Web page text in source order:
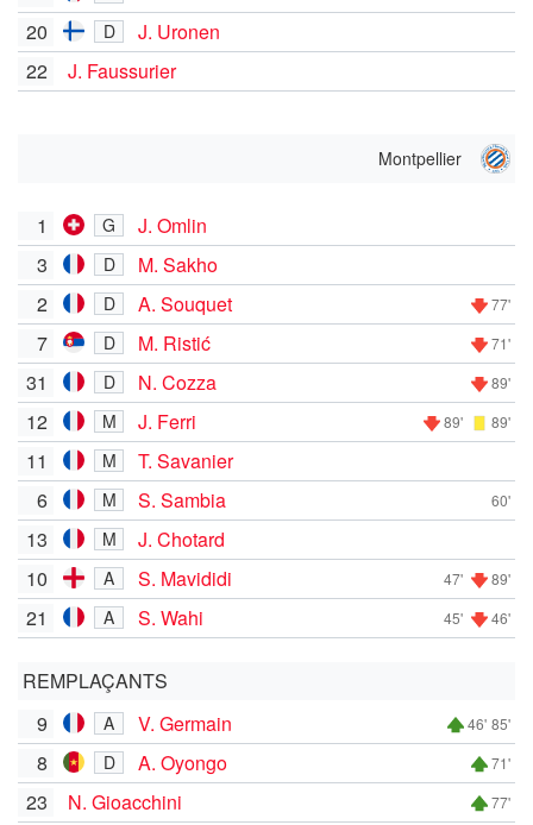
20
D
J. Uronen
22
J. Faussurier
Montpellier
1 G
J. Omlin
3
D
M. Sakho
2
D A. Souquet 77'
7 D M. Ristić 71'
31 D N. Cozza 89'
12 M J. Ferri 89' 89'
11 M
T. Savanier
6
M S. Sambia 60'
13 M
J. Chotard
10
A S. Mavididi 47' 89'
21 A S. Wahi 45' 46'
REMPLAÇANTS
9
A V. Germain 46' 85'
8 D A. Oyongo 71'
23 N. Gioacchini 77'